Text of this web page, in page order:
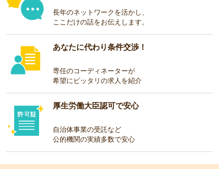
長年のネットワークを活かし、
ここだけの話をお伝えします。
あなたに代わり条件交渉！
専任のコーディネーターが
希望にピッタリの求人を紹介
厚生労働大臣認可で安心
自治体事業の受託など
公的機関の実績多数で安心